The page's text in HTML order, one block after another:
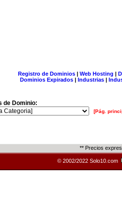
Registro de Dominios| Web Hosting |
Dominios Expirados | Industrias |
de Dominio:
[Pág.
** Precios
© 2002/2022 Solo10.com